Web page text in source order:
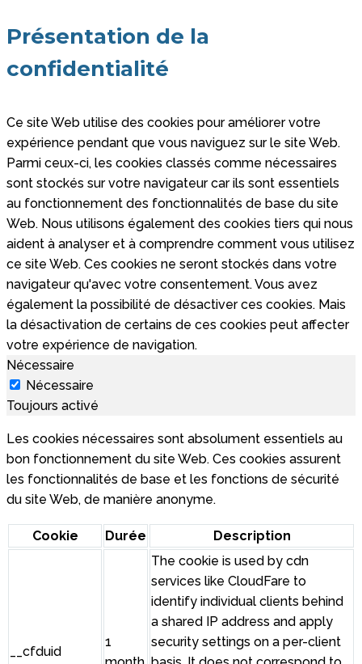
Présentation de la
confidentialité
Ce site Web utilise des cookies pour améliorer votre
expérience pendant que vous naviguez sur le site Web.
Parmi ceux-ci, les cookies classés comme nécessaires
sont stockés sur votre navigateur car ils sont essentiels
au fonctionnement des fonctionnalités de base du site
Web. Nous utilisons également des cookies tiers qui nous
aident à analyser et à comprendre comment vous utilisez
ce site Web. Ces cookies ne seront stockés dans votre
navigateur qu'avec votre consentement. Vous avez
également la possibilité de désactiver ces cookies. Mais
la désactivation de certains de ces cookies peut affecter
votre expérience de navigation.
Nécessaire
Nécessaire
Toujours activé
Les cookies nécessaires sont absolument essentiels au
bon fonctionnement du site Web. Ces cookies assurent
les fonctionnalités de base et les fonctions de sécurité
du site Web, de manière anonyme.
Cookie Durée Description
__cfduid
1
The cookie is used by cdn
services like CloudFare to
identify individual clients behind
a shared IP address and apply
security settings on a per-client